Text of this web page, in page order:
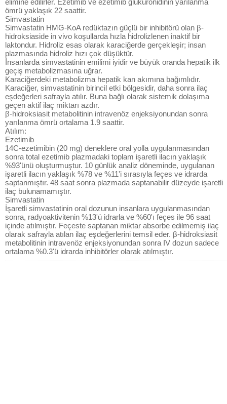
elimine edilirler. Ezetimib ve ezetimib glukuronidinin yarılanma
ömrü yaklaşık 22 saattir.
Simvastatin
Simvastatin HMG-KoA redüktazın güçlü bir inhibitörü olan β-
hidroksiaside in vivo koşullarda hızla hidrolizlenen inaktif bir
laktondur. Hidroliz esas olarak karaciğerde gerçekleşir; insan
plazmasında hidroliz hızı çok düşüktür.
İnsanlarda simvastatinin emilimi iyidir ve büyük oranda hepatik ilk
geçiş metabolizmasına uğrar.
Karaciğerdeki metabolizma hepatik kan akımına bağımlıdır.
Karaciğer, simvastatinin birincil etki bölgesidir, daha sonra ilaç
eşdeğerleri safrayla atılır. Buna bağlı olarak sistemik dolaşıma
geçen aktif ilaç miktarı azdır.
β-hidroksiasit metabolitinin intravenöz enjeksiyonundan sonra
yarılanma ömrü ortalama 1.9 saattir.
Atılım:
Ezetimib
14C-ezetimibin (20 mg) deneklere oral yolla uygulanmasından
sonra total ezetimib plazmadaki toplam işaretli ilacın yaklaşık
%93'ünü oluşturmuştur. 10 günlük analiz döneminde, uygulanan
işaretli ilacın yaklaşık %78 ve %11'i sırasıyla feçes ve idrarda
saptanmıştır. 48 saat sonra plazmada saptanabilir düzeyde işaretli
ilaç bulunamamıştır.
Simvastatin
İşaretli simvastatinin oral dozunun insanlara uygulanmasından
sonra, radyoaktivitenin %13'ü idrarla ve %60'ı feçes ile 96 saat
içinde atılmıştır. Feçeste saptanan miktar absorbe edilmemiş ilaç
olarak safrayla atılan ilaç eşdeğerlerini temsil eder. β-hidroksiasit
metabolitinin intravenöz enjeksiyonundan sonra IV dozun sadece
ortalama %0.3'ü idrarda inhibitörler olarak atılmıştır.